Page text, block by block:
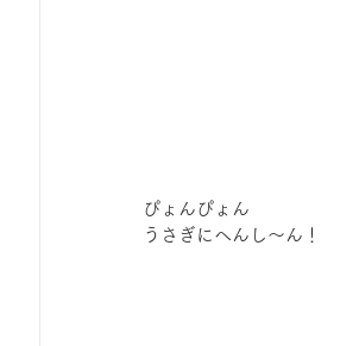
ぴょんぴょん
うさぎにへんし～ん！